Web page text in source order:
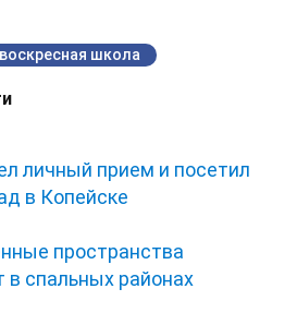
воскресная школа
личный прием и посетил
в Копейске
пространства
в спальных районах